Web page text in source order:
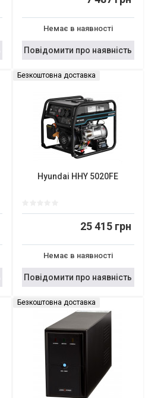
Немає в наявності
Повідомити про наявність
Безкоштовна доставка
Hyundai HHY 5020FE
25 415 грн
Немає в наявності
Повідомити про наявність
Безкоштовна доставка